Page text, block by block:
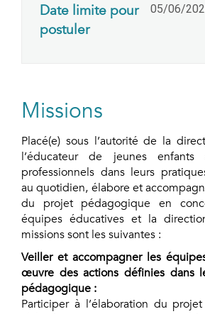
Date limite pour
postuler
05/06/
Missions
Placé(e) sous l’autorité de la
l’éducateur de jeunes enfants
professionnels dans leurs
au quotidien, élabore et
du projet pédagogique en
équipes éducatives et la
missions sont les suivantes :
Veiller et accompagner les
œuvre des actions définies dans
pédagogique :
Participer à l’élaboration du